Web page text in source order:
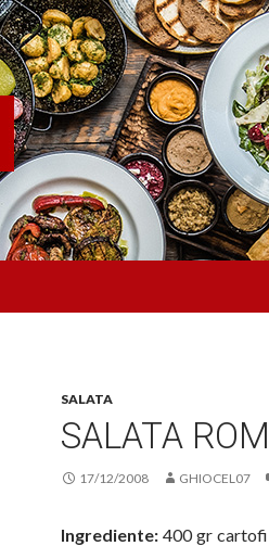
SALATA
SALATA
17/12/2008 GHIOCEL07
Ingrediente: 400 gr